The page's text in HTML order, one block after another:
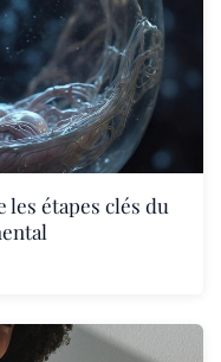
étapes clés du